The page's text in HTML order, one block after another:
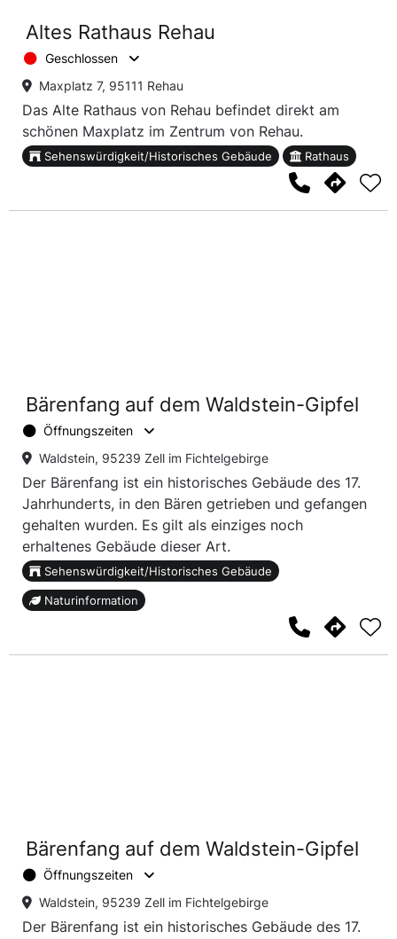
Altes Rathaus Rehau
Geschlossen
Maxplatz 7, 95111 Rehau
Das Alte Rathaus von Rehau befindet direkt am
schönen Maxplatz im Zentrum von Rehau.
Sehenswürdigkeit/Historisches Gebäude Rathaus
Bärenfang auf dem Waldstein-Gipfel
Öffnungszeiten
Waldstein, 95239 Zell im Fichtelgebirge
Der Bärenfang ist ein historisches Gebäude des 17.
Jahrhunderts, in den Bären getrieben und gefangen
gehalten wurden. Es gilt als einziges noch
erhaltenes Gebäude dieser Art.
Sehenswürdigkeit/Historisches Gebäude
Naturinformation
Bärenfang auf dem Waldstein-Gipfel
Öffnungszeiten
Waldstein, 95239 Zell im Fichtelgebirge
Der Bärenfang ist ein historisches Gebäude des 17.